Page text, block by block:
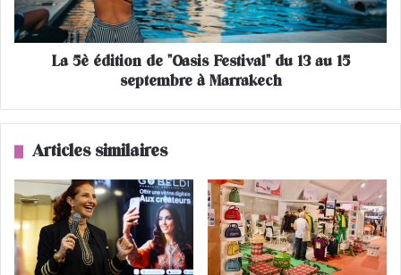
n
o
e
n
t
i
s
s
F
e
La 5è édition de "Oasis Festival" du 13 au 15
septembre à Marrakech
Articles similaires